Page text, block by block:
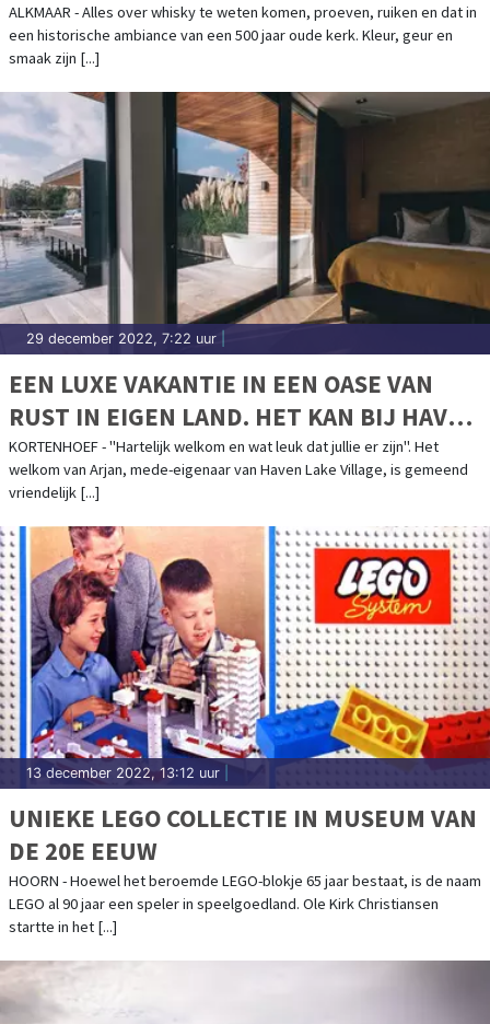
ALKMAAR - Alles over whisky te weten komen, proeven, ruiken en dat in
een historische ambiance van een 500 jaar oude kerk. Kleur, geur en
smaak zijn [...]
29 december 2022, 7:22 uur
EEN LUXE VAKANTIE IN EEN OASE VAN
RUST IN EIGEN LAND. HET KAN BIJ HAVEN
LAKE VILLAGE!
KORTENHOEF - "Hartelijk welkom en wat leuk dat jullie er zijn". Het
welkom van Arjan, mede-eigenaar van Haven Lake Village, is gemeend
vriendelijk [...]
13 december 2022, 13:12 uur
UNIEKE LEGO COLLECTIE IN MUSEUM VAN
DE 20E EEUW
HOORN - Hoewel het beroemde LEGO-blokje 65 jaar bestaat, is de naam
LEGO al 90 jaar een speler in speelgoedland. Ole Kirk Christiansen
startte in het [...]